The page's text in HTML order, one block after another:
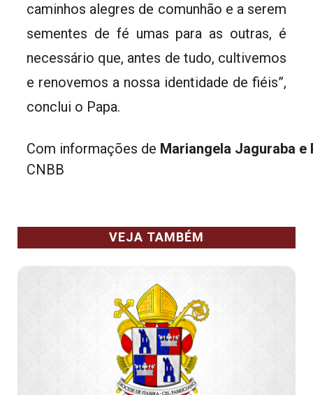
caminhos alegres de comunhão e a serem
sementes de fé umas para as outras, é
necessário que, antes de tudo, cultivemos
e renovemos a nossa identidade de fiéis”,
conclui o Papa.
Com informações de Mariangela Jaguraba
CNBB
VEJA TAMBÉM